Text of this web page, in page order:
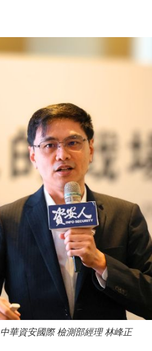
中華資安國際 檢測部經理 林峰正